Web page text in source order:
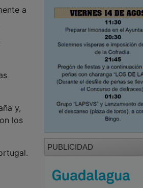
a
y,
los
PUBLICIDAD